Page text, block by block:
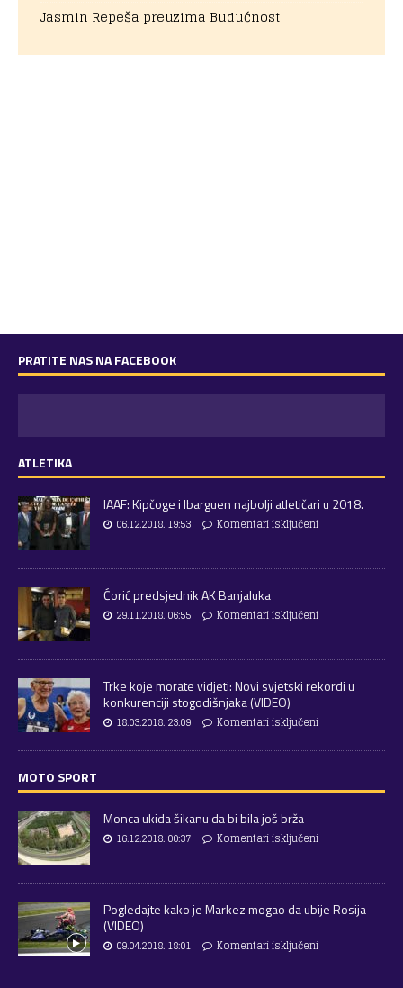
Jasmin Repeša preuzima Budućnost
PRATITE NAS NA FACEBOOK
ATLETIKA
IAAF: Kipčoge i Ibarguen najbolji atletičari u 2018.
06.12.2018. 19:53 Komentari isključeni
Ćorić predsjednik AK Banjaluka
29.11.2018. 06:55 Komentari isključeni
Trke koje morate vidjeti: Novi svjetski rekordi u
konkurenciji stogodišnjaka (VIDEO)
18.03.2018. 23:09 Komentari isključeni
MOTO SPORT
Monca ukida šikanu da bi bila još brža
16.12.2018. 00:37 Komentari isključeni
Pogledajte kako je Markez mogao da ubije Rosija
(VIDEO)
09.04.2018. 18:01 Komentari isključeni